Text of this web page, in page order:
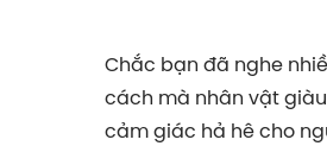
Chắc bạn đã nghe
cách mà nhân vật
cảm giác hả hê cho